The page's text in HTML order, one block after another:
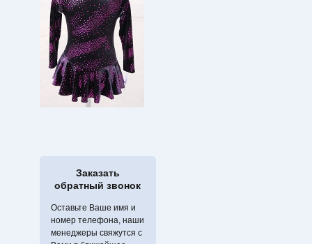
Заказать
обратный звонок
Оставьте Ваше имя и
номер телефона, наши
менеджеры свяжутся с